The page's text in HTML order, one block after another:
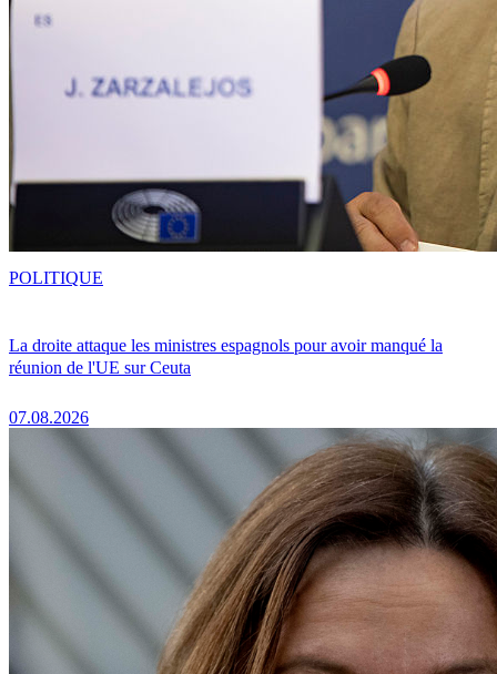
La droite attaque les ministres espagnols pour avoir manqué la
réunion de l'UE sur Ceuta
07.08.2026
POLITIQUE